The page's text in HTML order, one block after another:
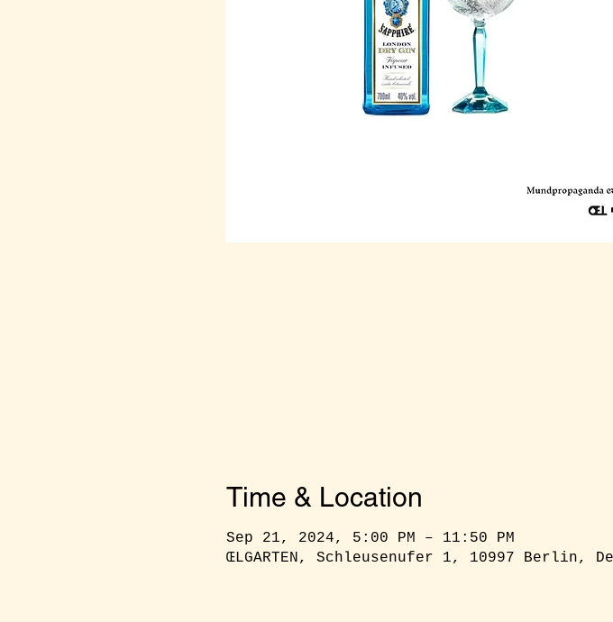
Time & Location
Sep 21, 2024, 5:00 PM – 11:50 PM
ŒLGARTEN, Schleusenufer 1, 10997 Berlin,